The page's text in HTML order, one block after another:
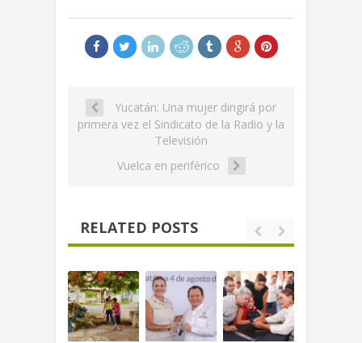
Yucatán: Una mujer dirigirá por
primera vez el Sindicato de la Radio y la
Televisión
Vuelca en periférico
RELATED POSTS